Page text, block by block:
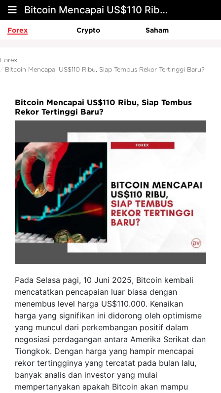
Bitcoin Mencapai US$110 Ribu, Siap Tembus Rekor Tertinggi Baru?
Forex Crypto Saham
Forex
Bitcoin Mencapai US$110 Ribu, Siap Tembus Rekor Tertinggi Baru?
Bitcoin Mencapai US$110 Ribu, Siap Tembus
Rekor Tertinggi Baru?
Pada Selasa pagi, 10 Juni 2025, Bitcoin kembali
mencatatkan pencapaian luar biasa dengan
menembus level harga US$110.000. Kenaikan
harga yang signifikan ini didorong oleh optimisme
yang muncul dari perkembangan positif dalam
negosiasi perdagangan antara Amerika Serikat dan
Tiongkok. Dengan harga yang hampir mencapai
rekor tertingginya yang tercatat pada bulan lalu,
banyak analis dan investor yang mulai
mempertanyakan apakah Bitcoin akan mampu